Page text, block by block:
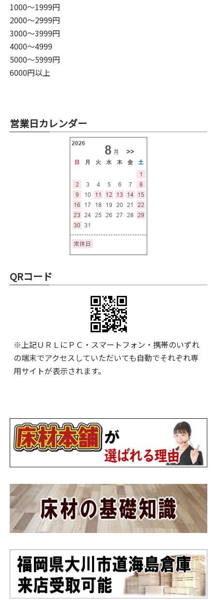
1000～1999円
2000～2999円
3000～3999円
4000～4999
5000～5999円
6000円以上
営業日カレンダー
QRコード
※上記ＵＲＬにＰＣ・スマートフォン・携帯のいずれ
の端末でアクセスしていただいても自動でそれぞれ専
用サイトが表示されます。